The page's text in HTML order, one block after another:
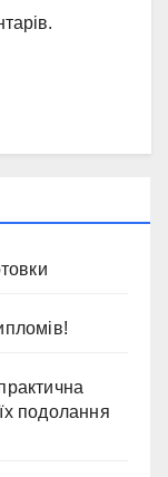
подолання